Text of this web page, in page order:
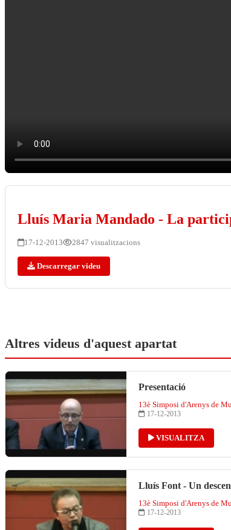
Lluís Maria Mandado - La
17-12-2013 2847 visualitzacions
Descarregar videu
Altres videus d'aquest apartat
Presentació
13è Simposi d'Arenys de
17-12-2013
VISUALITZA
Lluís Font - Un
13è Simposi d'Arenys de
17-12-2013